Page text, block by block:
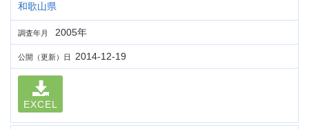
和歌山県
調査年月 2005年
公開（更新）日 2014-12-19
EXCEL